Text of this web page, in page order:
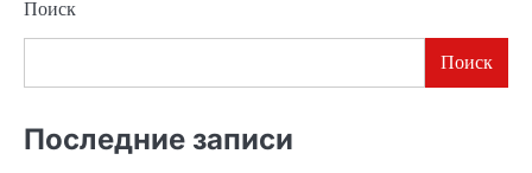
Поиск
Поиск
Последние записи